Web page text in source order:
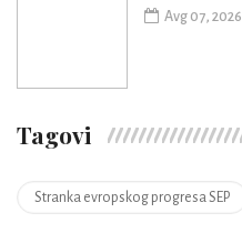
Avg 07, 2026
Tagovi
Stranka evropskog progresa SEP